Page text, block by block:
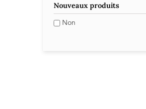
Nouveaux produits
Non